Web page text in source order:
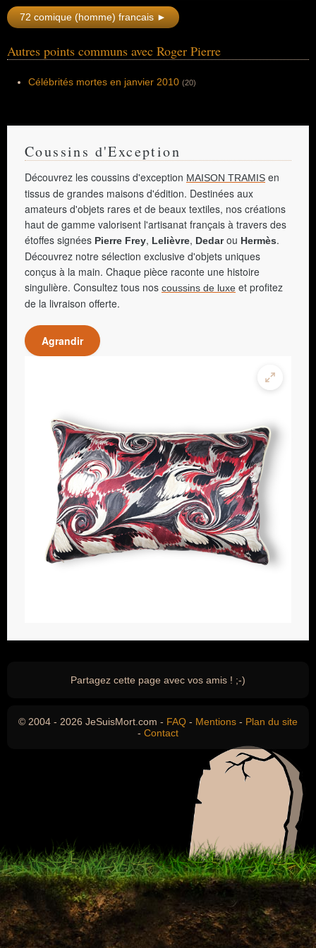
reçoit seulement un César d'honneur pour
l'ensemble de sa carrière en 1980.
appartient" (2017-) mais aussi "Julie
Lescaut" ou "La Kiné" ou "Emily in Paris".
72 comique (homme) francais ►
Autres points communs avec Roger Pierre
Célébrités mortes en janvier 2010 (20)
Coussins d'Exception
Découvrez les coussins d'exception MAISON TRAMIS en
tissus de grandes maisons d'édition. Destinées aux
amateurs d'objets rares et de beaux textiles, nos créations
haut de gamme valorisent l'artisanat français à travers des
étoffes signées Pierre Frey, Lelièvre, Dedarou Hermès.
Découvrez notre sélection exclusive d'objets uniques
conçus à la main. Chaque pièce raconte une histoire
singulière. Consultez tous nos coussins de luxe et profitez
de la livraison offerte.
Agrandir
Partagez cette page avec vos amis ! ;-)
© 2004 - 2026 JeSuisMort.com - FAQ - Mentions - Plan du site
- Contact